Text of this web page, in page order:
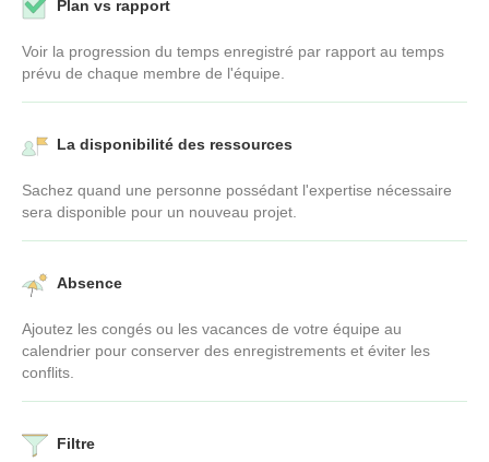
Plan vs rapport
Voir la progression du temps enregistré par rapport au temps
prévu de chaque membre de l'équipe.
La disponibilité des ressources
Sachez quand une personne possédant l'expertise nécessaire
sera disponible pour un nouveau projet.
Absence
Ajoutez les congés ou les vacances de votre équipe au
calendrier pour conserver des enregistrements et éviter les
conflits.
Filtre